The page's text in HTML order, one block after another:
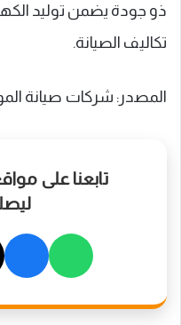
ذو جودة يضمن توليد
تكاليف الصيانة.
المصدر: شركات صيانة
تابعنا على